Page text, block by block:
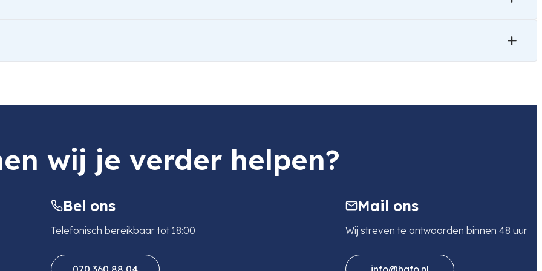
24 PCs
wij je verder helpen?
Bel ons
Telefonisch bereikbaar tot 18:00
Mail ons
Wij streven te antwoorden binnen 48 uur